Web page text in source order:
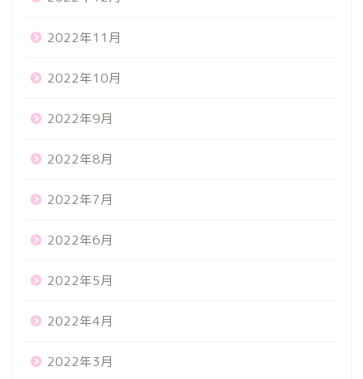
2022年11月
2022年10月
2022年9月
2022年8月
2022年7月
2022年6月
2022年5月
2022年4月
2022年3月